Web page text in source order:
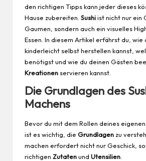
den richtigen Tipps kann jeder dieses
Hause zubereiten. Sushiist nicht nur ein
Gaumen, sondern auch ein visuelles
Essen. In diesem Artikel erfährst du, wie
kinderleicht selbst herstellen kannst,
benötigst und wie du deinen Gästen
Kreationen servieren kannst.
Die Grundlagen des
Machens
Bevor du mit dem Rollen deines eigenen
ist es wichtig, die Grundlagen zu
machen erfordert nicht nur Geschick,
richtigen Zutatenund Utensilien